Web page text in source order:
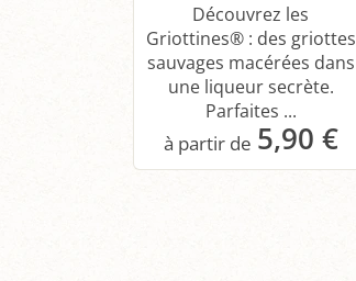
Découvrez les
Griottines® : des griottes
sauvages macérées dans
une liqueur secrète.
Parfaites ...
5,90 €